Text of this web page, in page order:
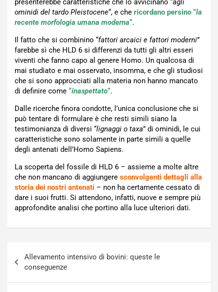
presenterebbe caratteristiche che lo avvicinano “agli
ominidi del tardo Pleistocene“, e che ricordano persino “la
recente morfologia umana moderna“.
Il fatto che si combinino “fattori arcaici e fattori moderni”
farebbe sì che HLD 6 si differenzi da tutti gli altri esseri
viventi che fanno capo al genere Homo. Un qualcosa di
mai studiato e mai osservato, insomma, e che gli studiosi
che si sono approcciati alla materia non hanno mancato
di definire come “inaspettato“.
Dalle ricerche finora condotte, l’unica conclusione che si
può tentare di formulare è che resti simili siano la
testimonianza di diversi “lignaggi o taxa” di ominidi, le cui
caratteristiche sono solamente in parte simili a quelle
degli antenati dell’Homo Sapiens.
La scoperta del fossile di HLD 6 – assieme a molte altre
che non mancano di aggiungere sconvolgenti dettagli alla
storia dei nostri antenati – non ha certamente cessato di
dare i suoi frutti. Si attendono, infatti, nuove e sempre più
approfondite analisi che portino alla luce ulteriori dati.
articoli
Allevamento intensivo di bovini: queste le
conseguenze